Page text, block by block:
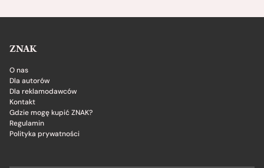
ZNAK
O nas
Dla autorów
Dla reklamodawców
Kontakt
Gdzie mogę kupić ZNAK?
Regulamin
Polityka prywatności